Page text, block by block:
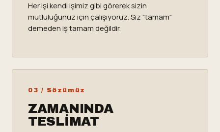
Her işi kendi işimiz gibi görerek sizin
mutluluğunuz için çalışıyoruz. Siz "tamam"
demeden iş tamam değildir.
03 / Sözümüz
ZAMANINDA
TESLIMAT